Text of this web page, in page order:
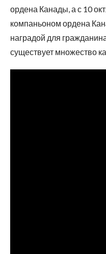
ордена Канады, а с 10
компаньоном ордена
наградой для
существует множество